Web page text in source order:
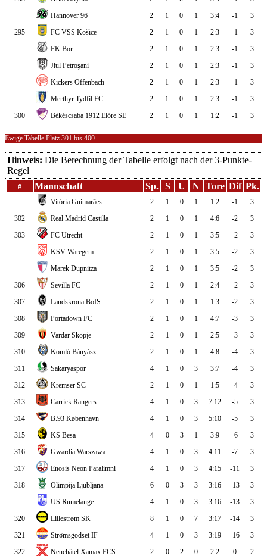
Hannover 96
2 1 0 1 3:4 -1
3
295
FC VSS Košice 2 1 0 1 2:3 -1
3
FK Bor
2 1 0 1 2:3 -1
3
Jiul Petroşani
2 1 0 1 2:3 -1
3
Kickers Offenbach
2 1 0 1 2:3 -1
3
Merthyr Tydfil FC
2 1 0 1 2:3 -1
3
300
Békéscsaba 1912 Előre SE 2 1 0 1 1:2 -1 3
Ewige Tabelle Platz 301 bis 400
Hinweis: Die Berechnung der Tabelle erfolgt nach der 3-Punkte-
Regel
# Mannschaft Sp. S U N Tore Dif Pk.
Vitória Guimarães 2 1 0 1 1:2 -1
3
302
Real Madrid Castilla 2 1 0 1 4:6 -2
3
303
FC Utrecht 2 1 0 1 3:5 -2
3
KSV Waregem
2 1 0 1 3:5 -2
3
Marek Dupnitza
2 1 0 1 3:5 -2
3
306
Sevilla FC 2 1 0 1 2:4 -2
3
307
Landskrona BoIS 2 1 0 1 1:3 -2
3
308
Portadown FC 2 1 0 1 4:7 -3
3
309
Vardar Skopje 2 1 0 1 2:5 -3
3
310
Komló Bányász 2 1 0 1 4:8 -4
3
311
Sakaryaspor 4 1 0 3 3:7 -4
3
312
Kremser SC 2 1 0 1 1:5 -4
3
313
Carrick Rangers 4 1 0 3 7:12 -5
3
314
B.93 København 4 1 0 3 5:10 -5
3
315
KS Besa 4 0 3 1 3:9 -6
3
316
Gwardia Warszawa 4 1 0 3 4:11 -7
3
317
Enosis Neon Paralimni 4 1 0 3 4:15 -11
3
318
Olimpija Ljubljana 6 0 3 3 3:16 -13
3
US Rumelange
4 1 0 3 3:16 -13
3
320
Lillestrøm SK 8 1 0 7 3:17 -14
3
321
Strømsgodset IF 4 1 0 3 3:19 -16
3
322
Neuchâtel Xamax FCS 2 0 2 0 2:2 0
2